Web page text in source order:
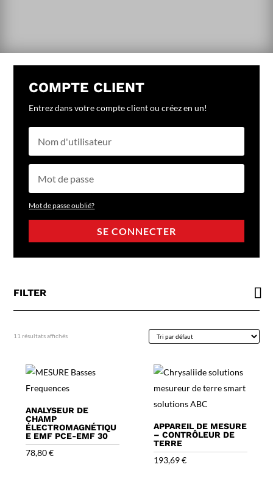
COMPTE CLIENT
Entrez dans votre compte client ou créez en un!
Mot de passe oublié?
SE CONNECTER
FILTER
11 résultats affichés
ANALYSEUR DE
CHAMP
ÉLECTROMAGNÉTIQU
E EMF PCE-EMF 30
78,80€
APPAREIL DE MESURE
– CONTRÔLEUR DE
TERRE
193,69€